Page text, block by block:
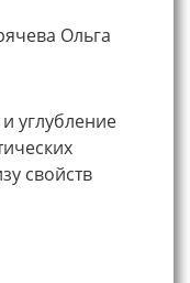
Ольга
углубление
свойств